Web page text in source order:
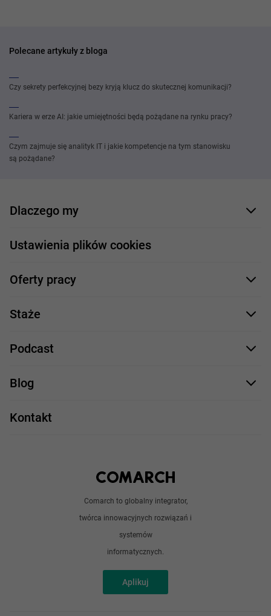
Polecane artykuły z bloga
Czy sekrety perfekcyjnej bezy kryją klucz do skutecznej komunikacji?
Kariera w erze AI: jakie umiejętności będą pożądane na rynku pracy?
Czym zajmuje się analityk IT i jakie kompetencje na tym stanowisku
są pożądane?
Comarch to globalny integrator,
twórca innowacyjnych rozwiązań i
systemów
informatycznych.
Aplikuj
Dlaczego my
Nasi pracownicy
Nasze projekty
Profile zawodowe
Ustawienia plików cookies
Oferty pracy
Formularz aplikacyjny
.NET
C++
Doświadczeni programiści
Staże
Staże IT
Podcast
Comarch Careers
Blog
Praca w IT
Kontakt